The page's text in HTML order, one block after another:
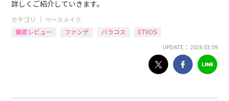
詳しくご紹介していきます。
カテゴリ ｜ ベースメイク
徹底レビュー
ファンデ バラコス ETVOS
UPDATE： 2026.03.09